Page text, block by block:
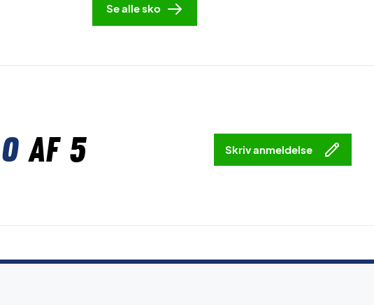
Se alle sko
0af 5 Skriv anmeldelse